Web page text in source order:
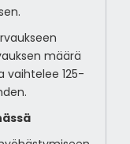
määrä
vaihtelee 125-